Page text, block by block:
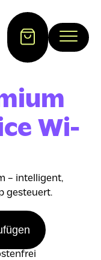
Wi-
– intelligent,
gesteuert.